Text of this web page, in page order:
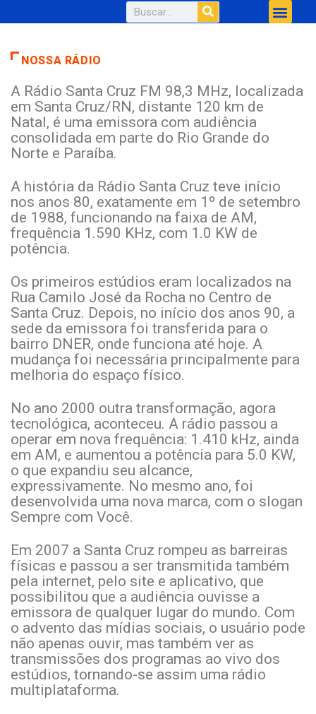
NOSSA RÁDIO
A Rádio Santa Cruz FM 98,3 MHz, localizada
em Santa Cruz/RN, distante 120 km de
Natal, é uma emissora com audiência
consolidada em parte do Rio Grande do
Norte e Paraíba.
A história da Rádio Santa Cruz teve início
nos anos 80, exatamente em 1º de setembro
de 1988, funcionando na faixa de AM,
frequência 1.590 KHz, com 1.0 KW de
potência.
Os primeiros estúdios eram localizados na
Rua Camilo José da Rocha no Centro de
Santa Cruz. Depois, no início dos anos 90, a
sede da emissora foi transferida para o
bairro DNER, onde funciona até hoje. A
mudança foi necessária principalmente para
melhoria do espaço físico.
No ano 2000 outra transformação, agora
tecnológica, aconteceu. A rádio passou a
operar em nova frequência: 1.410 kHz, ainda
em AM, e aumentou a potência para 5.0 KW,
o que expandiu seu alcance,
expressivamente. No mesmo ano, foi
desenvolvida uma nova marca, com o slogan
Sempre com Você.
Em 2007 a Santa Cruz rompeu as barreiras
físicas e passou a ser transmitida também
pela internet, pelo site e aplicativo, que
possibilitou que a audiência ouvisse a
emissora de qualquer lugar do mundo. Com
o advento das mídias sociais, o usuário pode
não apenas ouvir, mas também ver as
transmissões dos programas ao vivo dos
estúdios, tornando-se assim uma rádio
multiplataforma.